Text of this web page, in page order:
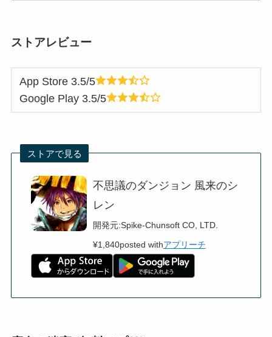
ストアレビュー
App Store 3.5/5
Google Play 3.5/5
ストアで見る
不思議のダンジョン 風来のシ
レン
開発元:Spike-Chunsoft CO, LTD.
¥1,840posted withアプリーチ